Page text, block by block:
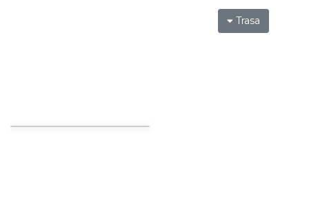
LORD OF THE DANCE - 30th Anniversary
Trasa